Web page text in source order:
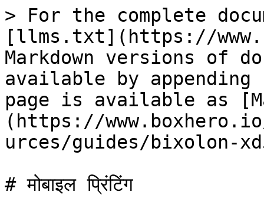
> For the complete
[llms.txt](https://
Markdown versions of
available by
page is available as
(https://
urces/guides/bixolon-
# मोबाइल प्रिंटिंग